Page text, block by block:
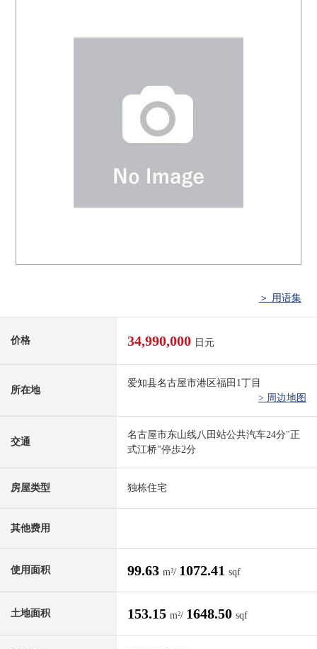
＞ 用语集
价格 34,990,000 日元
所在地
爱知县名古屋市港区福田1丁目
> 周边地图
交通
名古屋市东山线八田站公共汽车24分"正
式江桥"停歩2分
房屋类型 独栋住宅
其他费用
使用面积 99.63 m²/ 1072.41 sqf
土地面积 153.15 m²/ 1648.50 sqf